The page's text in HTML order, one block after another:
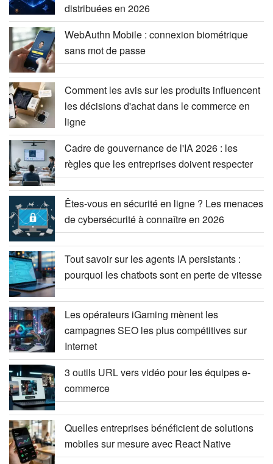
distribuées en 2026
WebAuthn Mobile : connexion biométrique
sans mot de passe
Comment les avis sur les produits influencent
les décisions d'achat dans le commerce en
ligne
Cadre de gouvernance de l'IA 2026 : les
règles que les entreprises doivent respecter
Êtes-vous en sécurité en ligne ? Les menaces
de cybersécurité à connaître en 2026
Tout savoir sur les agents IA persistants :
pourquoi les chatbots sont en perte de vitesse
Les opérateurs iGaming mènent les
campagnes SEO les plus compétitives sur
Internet
3 outils URL vers vidéo pour les équipes e-
commerce
Quelles entreprises bénéficient de solutions
mobiles sur mesure avec React Native